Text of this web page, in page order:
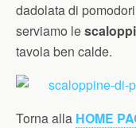
dadolata di
serviamo le
tavola ben calde.
Torna alla HOME